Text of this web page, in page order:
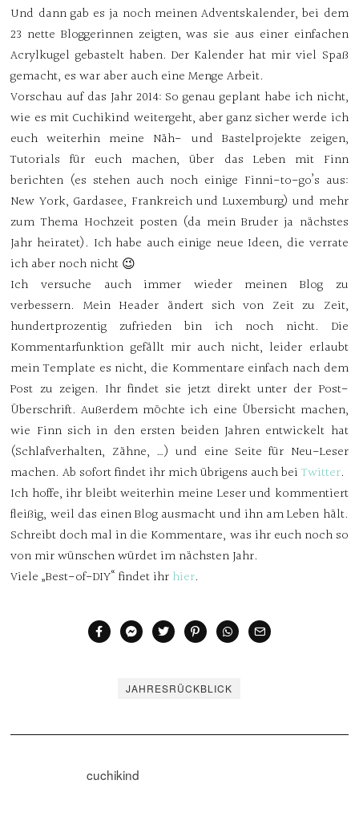
Und dann gab es ja noch meinen Adventskalender, bei dem
23 nette Bloggerinnen zeigten, was sie aus einer einfachen
Acrylkugel gebastelt haben. Der Kalender hat mir viel Spaß
gemacht, es war aber auch eine Menge Arbeit.
Vorschau auf das Jahr 2014: So genau geplant habe ich nicht,
wie es mit Cuchikind weitergeht, aber ganz sicher werde ich
euch weiterhin meine Näh- und Bastelprojekte zeigen,
Tutorials für euch machen, über das Leben mit Finn
berichten (es stehen auch noch einige Finni-to-go’s aus:
New York, Gardasee, Frankreich und Luxemburg) und mehr
zum Thema Hochzeit posten (da mein Bruder ja nächstes
Jahr heiratet). Ich habe auch einige neue Ideen, die verrate
ich aber noch nicht 😉
Ich versuche auch immer wieder meinen Blog zu
verbessern. Mein Header ändert sich von Zeit zu Zeit,
hundertprozentig zufrieden bin ich noch nicht. Die
Kommentarfunktion gefällt mir auch nicht, leider erlaubt
mein Template es nicht, die Kommentare einfach nach dem
Post zu zeigen. Ihr findet sie jetzt direkt unter der Post-
Überschrift. Außerdem möchte ich eine Übersicht machen,
wie Finn sich in den ersten beiden Jahren entwickelt hat
(Schlafverhalten, Zähne, …) und eine Seite für Neu-Leser
machen. Ab sofort findet ihr mich übrigens auch beiTwitter.
Ich hoffe, ihr bleibt weiterhin meine Leser und kommentiert
fleißig, weil das einen Blog ausmacht und ihn am Leben hält.
Schreibt doch mal in die Kommentare, was ihr euch noch so
von mir wünschen würdet im nächsten Jahr.
Viele „Best-of-DIY“ findet ihr hier.
JAHRESRÜCKBLICK
cuchikind